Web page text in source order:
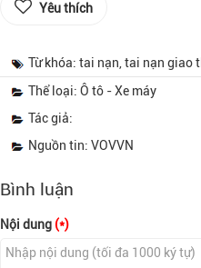
Yêu thích
Từ khóa: tai nạn, tai nạn giao
Thể loại: Ô tô - Xe máy
Tác giả:
Nguồn tin: VOVVN
Bình luận
Nội dung (*)